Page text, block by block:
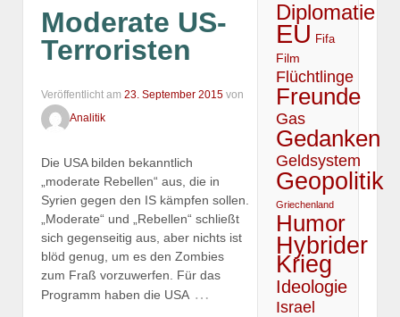
Moderate US-
Terroristen
Veröffentlicht am 23. September 2015 von
Analitik
Die USA bilden bekanntlich
„moderate Rebellen“ aus, die in
Syrien gegen den IS kämpfen sollen.
„Moderate“ und „Rebellen“ schließt
sich gegenseitig aus, aber nichts ist
blöd genug, um es den Zombies
zum Fraß vorzuwerfen. Für das
Programm haben die USA …
Diplomatie
EU Fifa
Film
Flüchtlinge
Freunde
Gas
Gedanken
Geldsystem
Geopolitik
Griechenland
Humor
Hybrider
Krieg
Ideologie
Israel